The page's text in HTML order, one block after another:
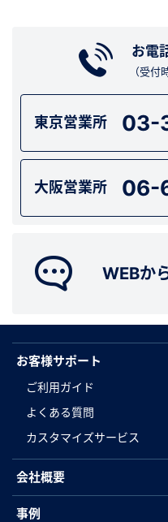
お電
（受
東京営業所 03-
大阪営業所 06-
WEBか
お客様サポート
ご利用ガイド
よくある質問
カスタマイズサービス
会社概要
事例